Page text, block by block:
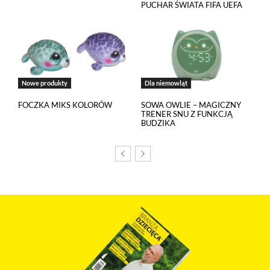
PUCHAR ŚWIATA FIFA UEFA
Nowe produkty
FOCZKA MIKS KOLORÓW
Dla niemowląt
SOWA OWLIE – MAGICZNY
TRENER SNU Z FUNKCJĄ
BUDZIKA
cookies, kliknij w poniższy przycisk.
Akceptuję wszystkie pliki cookies
Niezbędne pliki cookies
Te pliki cookies pozostają zawsze aktywne i nie masz
którym w sposób prawidłowy funkcjonują m.in. formularze
na stronie oraz mechanizm logowania do konta użytkownika
przez Ciebie ustawieniach plików cookies.
Korzystamy z Google Analytics, czyli narzędzia
pozwalającego na gromadzenie, przeglądanie i analizę